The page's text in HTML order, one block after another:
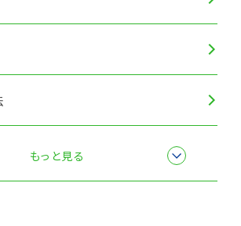
もっと見る